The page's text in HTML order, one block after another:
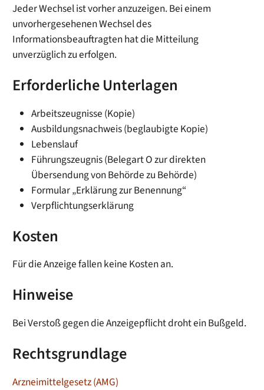
Jeder Wechsel ist vorher anzuzeigen. Bei einem
unvorhergesehenen Wechsel des
Informationsbeauftragten hat die Mitteilung
unverzüglich zu erfolgen.
Erforderliche Unterlagen
Arbeitszeugnisse (Kopie)
Ausbildungsnachweis (beglaubigte Kopie)
Lebenslauf
Führungszeugnis (Belegart O zur direkten
Übersendung von Behörde zu Behörde)
Formular „Erklärung zur Benennung“
Verpflichtungserklärung
Kosten
Für die Anzeige fallen keine Kosten an.
Hinweise
Bei Verstoß gegen die Anzeigepflicht droht ein Bußgeld.
Rechtsgrundlage
Arzneimittelgesetz (AMG)